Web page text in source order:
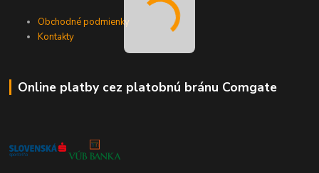
Obchodné podmienky
Kontakty
Online platby cez platobnú bránu Comgate